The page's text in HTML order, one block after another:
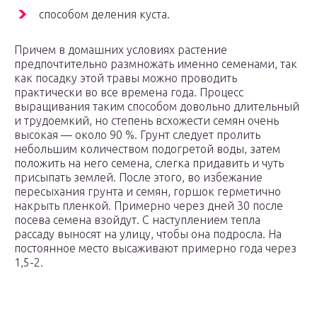
способом деления куста.
Причем в домашних условиях растение
предпочтительно размножать именно семенами, так
как посадку этой травы можно проводить
практически во все времена года. Процесс
выращивания таким способом довольно длительный
и трудоемкий, но степень всхожести семян очень
высокая — около 90 %. Грунт следует пролить
небольшим количеством подогретой воды, затем
положить на него семена, слегка придавить и чуть
присыпать землей. После этого, во избежание
пересыхания грунта и семян, горшок герметично
накрыть пленкой. Примерно через дней 30 после
посева семена взойдут. С наступлением тепла
рассаду выносят на улицу, чтобы она подросла. На
постоянное место высаживают примерно года через
1,5-2.